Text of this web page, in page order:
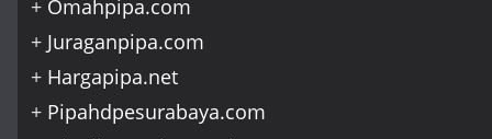
+ Omahpipa.com
+ Juraganpipa.com
+ Hargapipa.net
+ Pipahdpesurabaya.com